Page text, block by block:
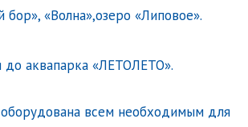
«Волна»,озеро «Липовое».
до аквапарка «ЛЕТОЛЕТО».
всем необходимым для